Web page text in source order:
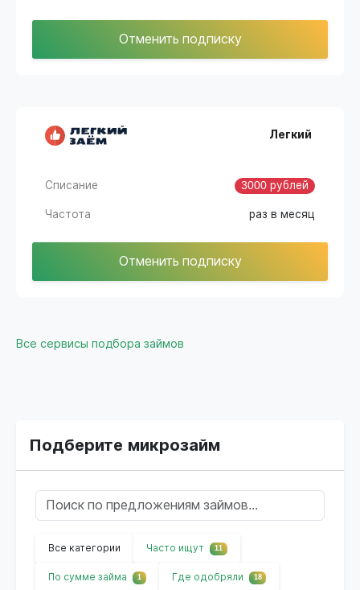
Отменить подписку
Легкий
Списание 3000 рублей
Частота раз в месяц
Отменить подписку
Все сервисы подбора займов
Подберите микрозайм
Все категории Часто ищут 11
По сумме займа 1 Где одобряли 18